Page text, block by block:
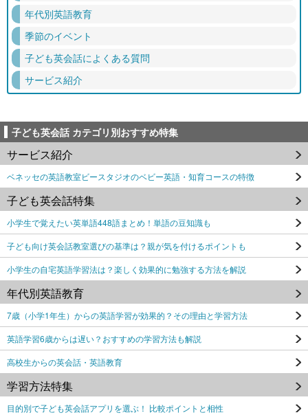
年代別英語教育
季節のイベント
子ども英会話によくある質問
サービス紹介
子ども英会話 カテゴリ別おすすめ特集
サービス紹介
ベネッセの英語教室ビースタジオのベビー英語・知育コースの特徴
子ども英会話特集
小学生で覚えたい英単語448語まとめ！単語の豆知識も
子ども向け英会話教室選びの基準は？親が気を付けるポイントも
小学生の自宅英語学習法は？楽しく効果的に勉強する方法を解説
年代別英語教育
7歳（小学1年生）からの英語学習が効果的？その理由と学習方法
英語学習6歳からは遅い？おすすめの学習方法も解説
高校生からの英会話・英語教育
学習方法特集
目的別で子ども英会話アプリを選ぶ！ 比較ポイントと相性